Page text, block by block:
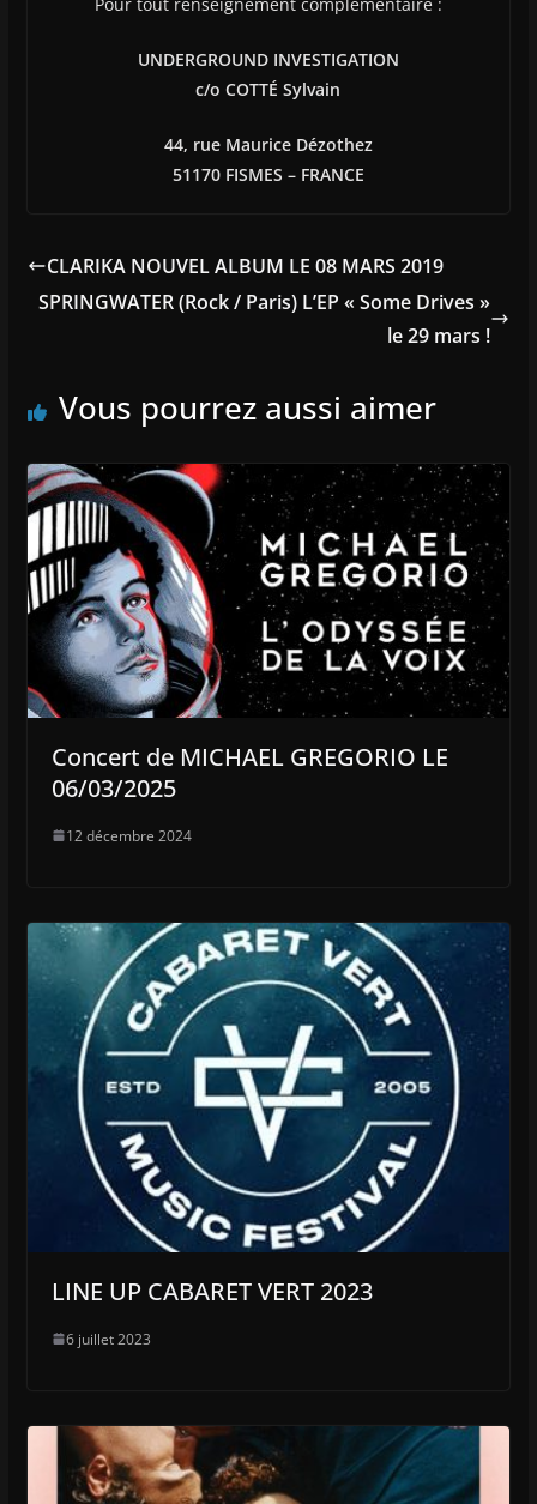
UNDERGROUND INVESTIGATION
c/o COTTÉ Sylvain
44, rue Maurice Dézothez
51170 FISMES – FRANCE
CLARIKA NOUVEL ALBUM LE 08 MARS 2019
SPRINGWATER (Rock / Paris) L’EP « Some Drives »
le 29 mars !
Vous pourrez aussi aimer
Concert de MICHAEL GREGORIO LE
06/03/2025
12 décembre 2024
LINE UP CABARET VERT 2023
6 juillet 2023